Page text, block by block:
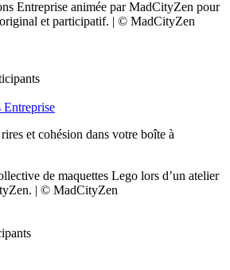
Entreprise
et cohésion dans votre boîte à